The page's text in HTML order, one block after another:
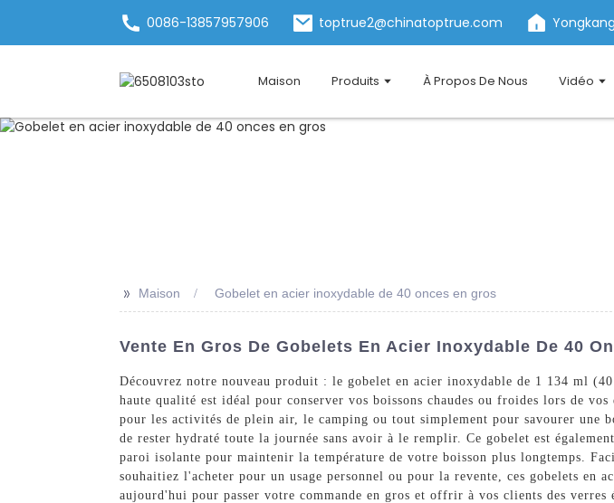
0086-13857957906 toptrue2@chinatoptrue.com
Maison Produits À Propos De Nous Vidéo
>> Maison Gobelet en acier inoxydable de 40 onces en gros
Vente En Gros De Gobelets En Acier Inoxydable De 40
Découvrez notre nouveau produit : le gobelet en acier inoxydable de 1 134 ml
haute qualité est idéal pour conserver vos boissons chaudes ou froides lors de
pour les activités de plein air, le camping ou tout simplement pour savourer une
de rester hydraté toute la journée sans avoir à le remplir. Ce gobelet est
paroi isolante pour maintenir la température de votre boisson plus longtemps.
souhaitiez l'acheter pour un usage personnel ou pour la revente, ces gobelets
aujourd'hui pour passer votre commande en gros et offrir à vos clients des verres